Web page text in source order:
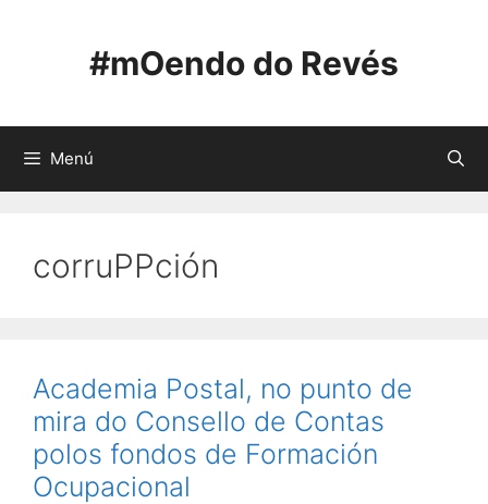
#mOendo do Revés
Menú
corruPPción
Academia Postal, no punto de
mira do Consello de Contas
polos fondos de Formación
Ocupacional